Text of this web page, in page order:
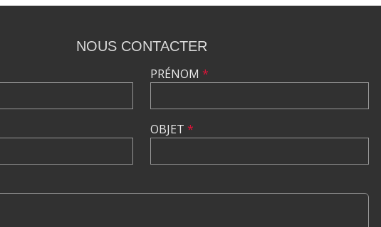
NOUS CONTACTER
PRÉNOM *
OBJET *